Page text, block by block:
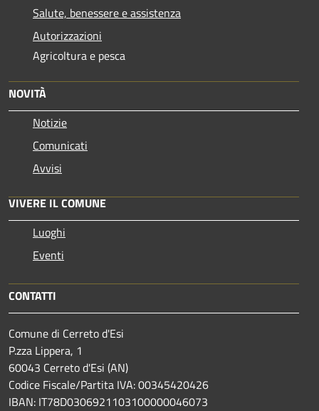
Salute, benessere e assistenza
Autorizzazioni
Agricoltura e pesca
NOVITÀ
Notizie
Comunicati
Avvisi
VIVERE IL COMUNE
Luoghi
Eventi
CONTATTI
Comune di Cerreto d'Esi
P.zza Lippera, 1
60043 Cerreto d'Esi (AN)
Codice Fiscale/Partita IVA: 00345420426
IBAN: IT78D0306921103100000046073